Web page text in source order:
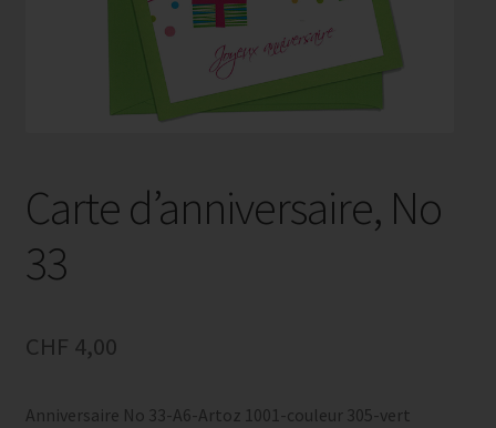
Carte d’anniversaire, No
33
CHF 4,00
Anniversaire No 33-A6-Artoz 1001-couleur 305-vert